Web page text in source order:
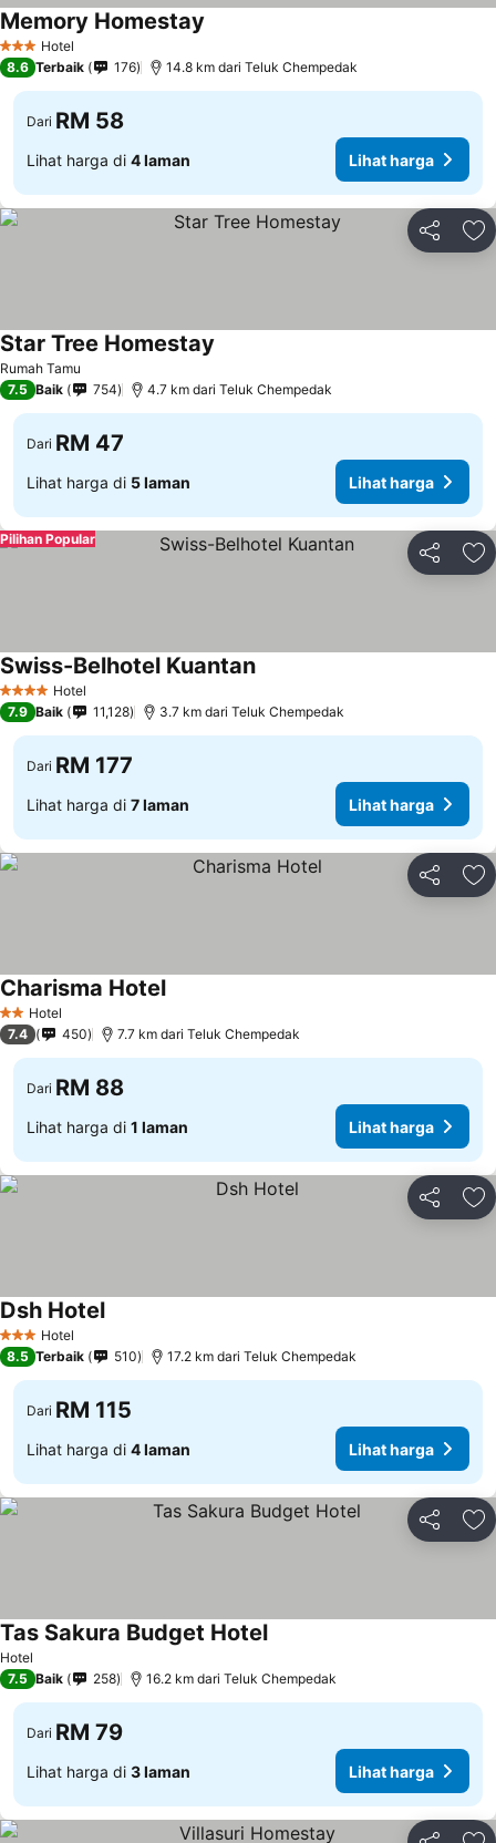
3 BintangHotel
Memory Homestay
8.6 Terbaik 176 14.8 km dari Teluk Chempedak
Dari RM 58
Lihat harga di 4 laman Lihat harga
Kongsi
Rumah Tamu
Star Tree Homestay
7.5 Baik 754 4.7 km dari Teluk Chempedak
Dari RM 47
Lihat harga di 5 laman Lihat harga
Kongsi
Pilihan Popular
4 BintangHotel
Swiss-Belhotel KuantanLihat harga
7.9 Baik 11,128 3.7 km dari Teluk Chempedak
Dari RM 177
Lihat harga di 7 laman Lihat harga
Kongsi
2 Bintang
Hotel
Charisma HotelLihat harga
7.4 450 7.7 km dari Teluk Chempedak
Dari RM 88
Lihat harga di 1 laman Lihat harga
Kongsi
3 BintangHotel
Dsh HotelLihat harga
8.5 Terbaik 510 17.2 km dari Teluk Chempedak
Dari RM 115
Lihat harga di 4 laman Lihat harga
Kongsi
Hotel
Tas Sakura Budget HotelLihat harga
7.5 Baik 258 16.2 km dari Teluk Chempedak
Dari RM 79
Lihat harga di 3 laman Lihat harga